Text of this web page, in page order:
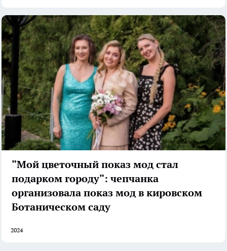
"Мой цветочный показ мод стал
подарком городу": чепчанка
организовала показ мод в кировском
Ботаническом саду
2024